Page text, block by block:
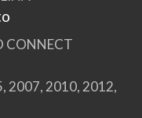
CONNECT
2007, 2010, 2012,